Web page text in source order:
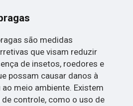
são medidas
que visam reduzir
de insetos, roedores e
possam causar danos à
meio ambiente. Existem
controle, como o uso de